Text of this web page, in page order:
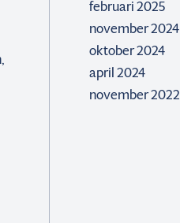
februari 2025
november 2024
oktober 2024
april 2024
november 2022